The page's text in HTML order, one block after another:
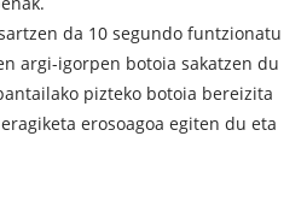
da 10 segundo funtzionatu
argi-igorpen botoia sakatzen du
pizteko botoia bereizita
erosoagoa egiten du eta